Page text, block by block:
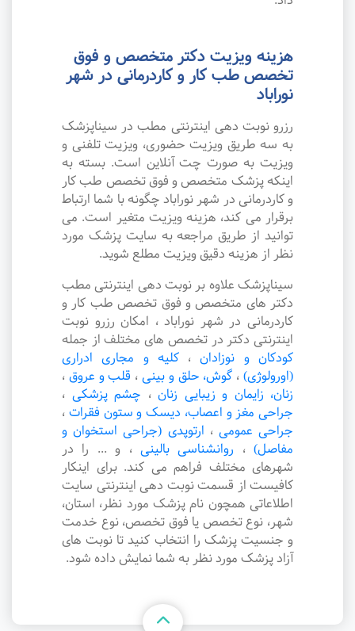
هزینه ویزیت دکتر متخصص و فوق
تخصص طب کار و کاردرمانی در شهر
نوراباد
رزرو نوبت دهی اینترنتی مطب در سیناپزشک
به سه طریق ویزیت حضوری، ویزیت تلفنی و
ویزیت به صورت چت آنلاین است. بسته به
اینکه پزشک متخصص و فوق تخصص طب کار
و کاردرمانی در شهر نوراباد چگونه با شما ارتباط
برقرار می کند، هزینه ویزیت متغیر است. می
توانید از طریق مراجعه به سایت پزشک مورد
نظر از هزینه دقیق ویزیت مطلع شوید.
سیناپزشک علاوه بر نوبت دهی اینترنتی مطب
دکتر های متخصص و فوق تخصص طب کار و
کاردرمانی در شهر نوراباد ، امکان رزرو نوبت
اینترنتی دکتر در تخصص های مختلف از جمله
کودکان و نوزادان ،کلیه و مجاری ادراری
(اورولوژی) ، گوش، حلق و بینی ، قلب و عروق ،
زنان، زایمان و زیبایی زنان ، چشم پزشکی ،
جراحی مغز و اعصاب، دیسک و ستون فقرات ،
جراحی عمومی ، ارتوپدی (جراحی استخوان و
مفاصل) ، روانشناسی بالینی ، و ... را در
شهرهای مختلف فراهم می کند. برای اینکار
کافیست از قسمت نوبت دهی اینترنتی سایت
اطلاعاتی همچون نام پزشک مورد نظر، استان،
شهر، نوع تخصص یا فوق تخصص، نوع خدمت
و جنسیت پزشک را انتخاب کنید تا نوبت های
آزاد پزشک مورد نظر به شما نمایش داده شود.